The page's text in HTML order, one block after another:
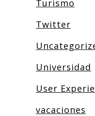
Turismo
Twitter
Universidad
User
vacaciones